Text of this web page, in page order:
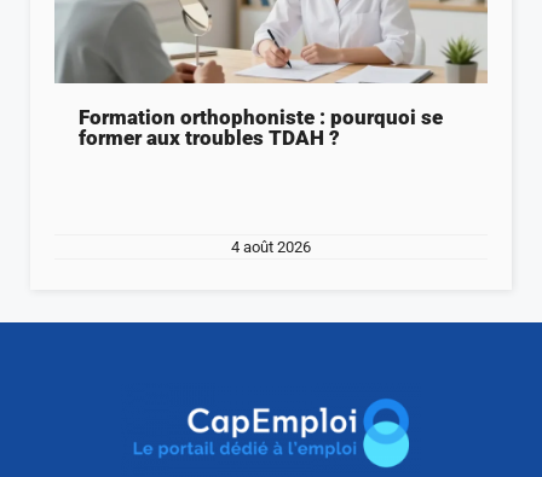
Formation orthophoniste : pourquoi se
former aux troubles TDAH ?
4 août 2026